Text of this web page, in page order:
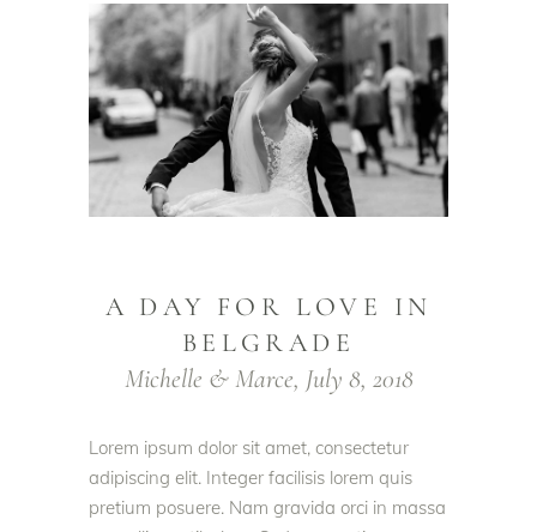
A DAY FOR LOVE IN
BELGRADE
Michelle & Marce, July 8, 2018
Lorem ipsum dolor sit amet, consectetur
adipiscing elit. Integer facilisis lorem quis
pretium posuere. Nam gravida orci in massa